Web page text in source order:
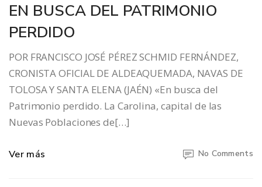
EN BUSCA DEL PATRIMONIO
PERDIDO
POR FRANCISCO JOSÉ PÉREZ SCHMID FERNÁNDEZ,
CRONISTA OFICIAL DE ALDEAQUEMADA, NAVAS DE
TOLOSA Y SANTA ELENA (JAÉN) «En busca del
Patrimonio perdido. La Carolina, capital de las
Nuevas Poblaciones de[…]
Ver más No Comments